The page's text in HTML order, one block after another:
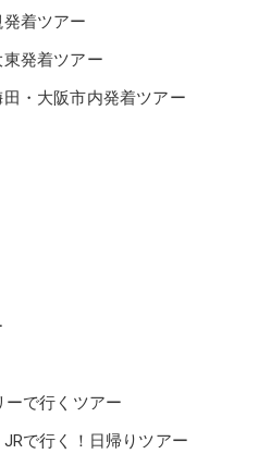
着ツアー
東発着ツアー
・大阪市内発着ツアー
ーで行くツアー
で行く！日帰りツアー